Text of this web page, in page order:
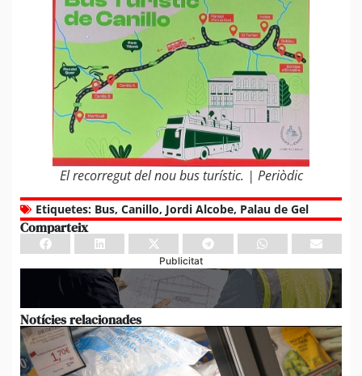
El recorregut del nou bus turístic. | Periòdic
Etiquetes: Bus, Canillo, Jordi Alcobe, Palau de Gel
Comparteix
Publicitat
Notícies relacionades